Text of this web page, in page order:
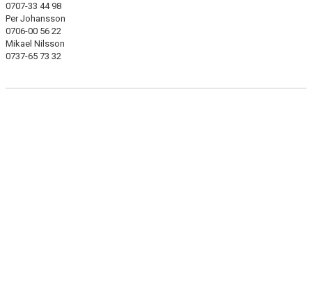
0707-33 44 98
Per Johansson
0706-00 56 22
Mikael Nilsson
0737-65 73 32